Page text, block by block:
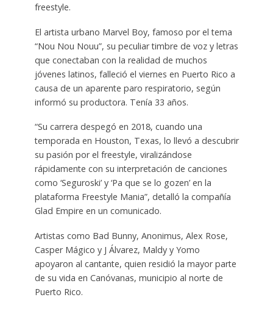
freestyle.
El artista urbano Marvel Boy, famoso por el tema
“Nou Nou Nouu”, su peculiar timbre de voz y letras
que conectaban con la realidad de muchos
jóvenes latinos, falleció el viernes en Puerto Rico a
causa de un aparente paro respiratorio, según
informó su productora. Tenía 33 años.
“Su carrera despegó en 2018, cuando una
temporada en Houston, Texas, lo llevó a descubrir
su pasión por el freestyle, viralizándose
rápidamente con su interpretación de canciones
como ‘Seguroski’ y ‘Pa que se lo gozen’ en la
plataforma Freestyle Mania”, detalló la compañía
Glad Empire en un comunicado.
Artistas como Bad Bunny, Anonimus, Alex Rose,
Casper Mágico y J Álvarez, Maldy y Yomo
apoyaron al cantante, quien residió la mayor parte
de su vida en Canóvanas, municipio al norte de
Puerto Rico.